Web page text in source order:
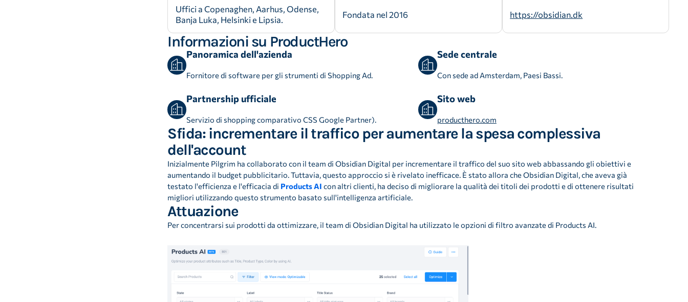
Uffici a Copenaghen, Aarhus, Odense,
Banja Luka, Helsinki e Lipsia.
Fondata nel 2016 https://obsidian.dk
Informazioni su ProductHero
Panoramica dell'azienda
Fornitore di software per gli strumenti di Shopping Ad.
Sede centrale
Con sede ad Amsterdam, Paesi Bassi.
Partnership ufficiale
Servizio di shopping comparativo CSS Google Partner).
Sito web
producthero.com
Sfida: incrementare il traffico per aumentare la spesa complessiva
dell'account
Inizialmente Pilgrim ha collaborato con il team di Obsidian Digital per incrementare il traffico del suo sito web abbassando gli obiettivi e
aumentando il budget pubblicitario. Tuttavia, questo approccio si è rivelato inefficace. È stato allora che Obsidian Digital, che aveva già
testato l'efficienza e l'efficacia di Products AI con altri clienti, ha deciso di migliorare la qualità dei titoli dei prodotti e di ottenere risultati
migliori utilizzando questo strumento basato sull'intelligenza artificiale.
Attuazione
Per concentrarsi sui prodotti da ottimizzare, il team di Obsidian Digital ha utilizzato le opzioni di filtro avanzate di Products AI.